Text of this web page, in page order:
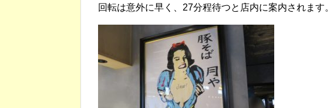
回転は意外に早く、27分程待つと店内に案内されます。